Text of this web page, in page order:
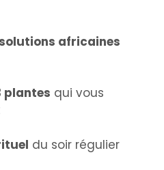
africaines
plantes qui vous
du soir régulier